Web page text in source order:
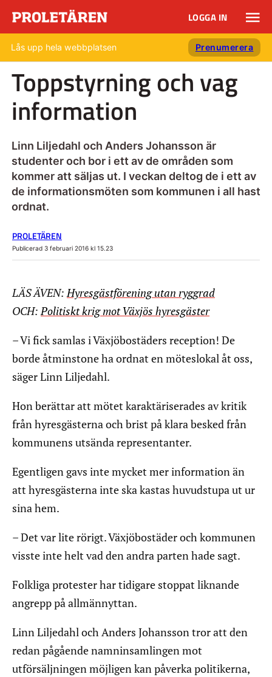
LOGGA IN
Lås upp hela webbplatsen Prenumerera
Toppstyrning och vag
information
Linn Liljedahl och Anders Johansson är
studenter och bor i ett av de områden som
kommer att säljas ut. I veckan deltog de i ett av
de informationsmöten som kommunen i all hast
ordnat.
PROLETÄREN
Publicerad 3 februari 2016 kl 15.23
LÄS ÄVEN:Hyresgästförening utan ryggrad
OCH:Politiskt krig mot Växjös hyresgäster
– Vi fick samlas i Växjöbostäders reception! De
borde åtminstone ha ordnat en möteslokal åt oss,
säger Linn Liljedahl.
Hon berättar att mötet karaktäriserades av kritik
från hyresgästerna och brist på klara besked från
kommunens utsända representanter.
Egentligen gavs inte mycket mer information än
att hyresgästerna inte ska kastas huvudstupa ut ur
sina hem.
– Det var lite rörigt. Växjöbostäder och kommunen
visste inte helt vad den andra parten hade sagt.
Folkliga protester har tidigare stoppat liknande
angrepp på allmännyttan.
Linn Liljedahl och Anders Johansson tror att den
redan pågående namninsamlingen mot
utförsäljningen möjligen kan påverka politikerna,